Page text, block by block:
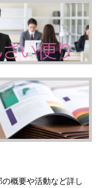
概要や活動など詳し